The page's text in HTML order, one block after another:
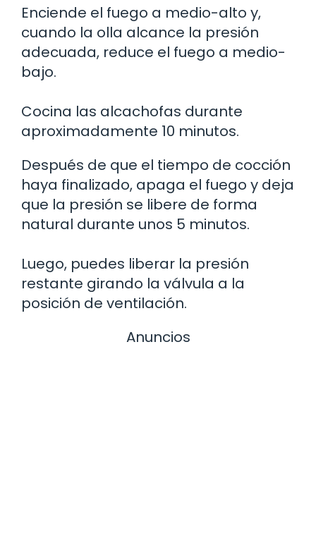
Enciende el fuego a medio-alto y,
cuando la olla alcance la presión
adecuada, reduce el fuego a medio-
bajo.
Cocina las alcachofas durante
aproximadamente 10 minutos.
Después de que el tiempo de cocción
haya finalizado, apaga el fuego y deja
que la presión se libere de forma
natural durante unos 5 minutos.
Luego, puedes liberar la presión
restante girando la válvula a la
posición de ventilación.
Anuncios